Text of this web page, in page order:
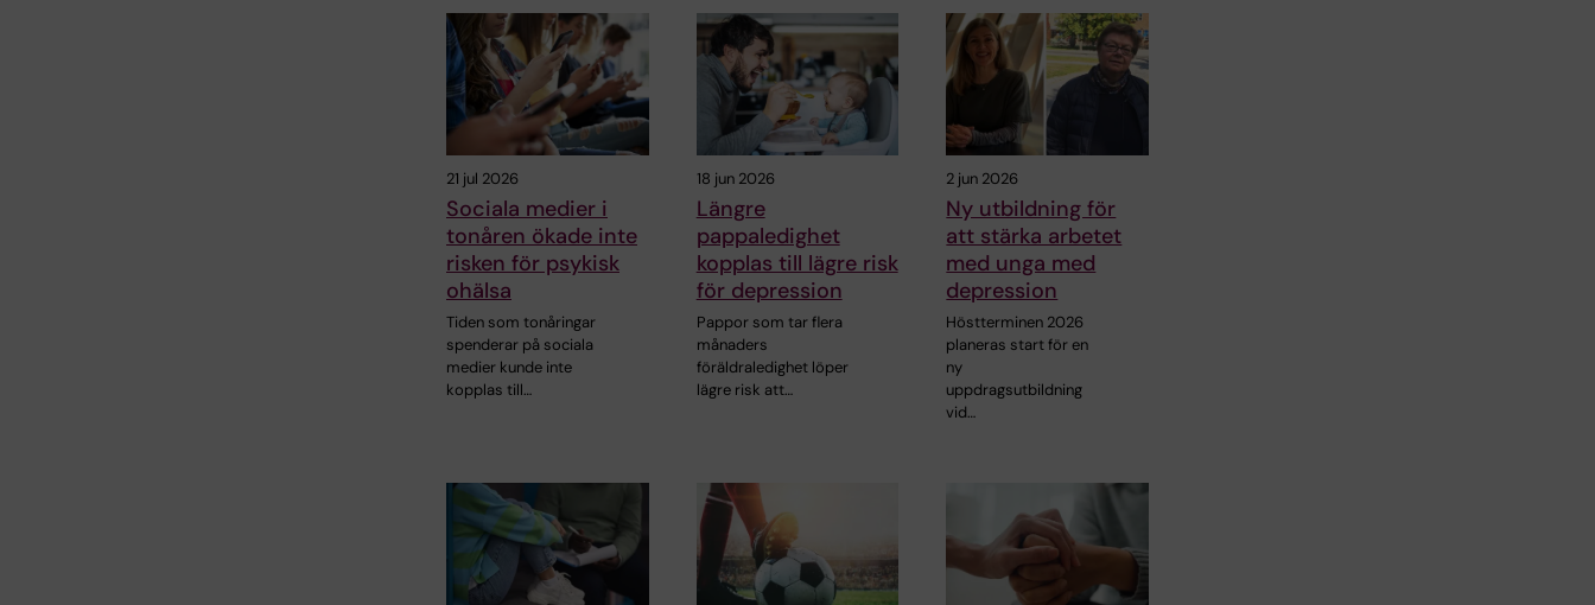
21 jul 2026
Sociala medier i
tonåren ökade inte
risken för psykisk
ohälsa
Tiden som tonåringar
spenderar på sociala
medier kunde inte
kopplas till…
18 jun 2026
Längre
pappaledighet
kopplas till lägre risk
för depression
Pappor som tar flera
månaders
föräldraledighet löper
lägre risk att…
2 jun 2026
Ny utbildning för
att stärka arbetet
med unga med
depression
Höstterminen 2026
planeras start för en
ny
uppdragsutbildning
vid…